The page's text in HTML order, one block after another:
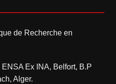
de Recherche en
Ex INA, Belfort, B.P
Alger.